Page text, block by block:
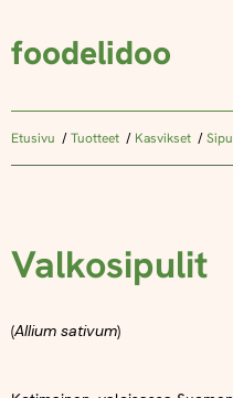
foodelidoo
Etusivu Tuotteet Kasvikset
Valkosipulit
(Allium sativum)